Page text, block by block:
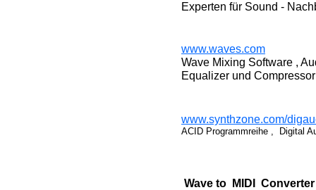
Experten für Sound -
www.waves.com
Wave Mixing Software ,
Equalizer und
www.synthzone.com/
ACID Programmreihe , Digital
Wave to MIDI